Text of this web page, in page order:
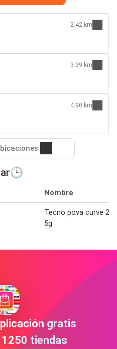
2.42 km
3.39 km
4.90 km
Nombre
Tecno pova curve 2
5g
gratis
tiendas